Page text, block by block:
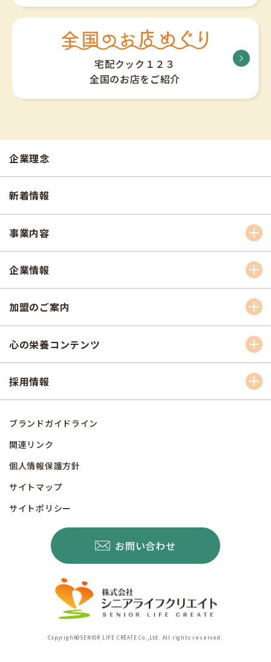
宅配クック１２３
全国のお店をご紹介
企業理念
新着情報
事業内容
企業情報
加盟のご案内
心の栄養コンテンツ
採用情報
ブランドガイドライン
関連リンク
個人情報保護方針
サイトマップ
サイトポリシー
お問い合わせ
Copyright©SENIOR LIFE CREATE Co.,Ltd. All rights reserved.